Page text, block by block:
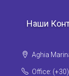
Наши
Aghia
Office: